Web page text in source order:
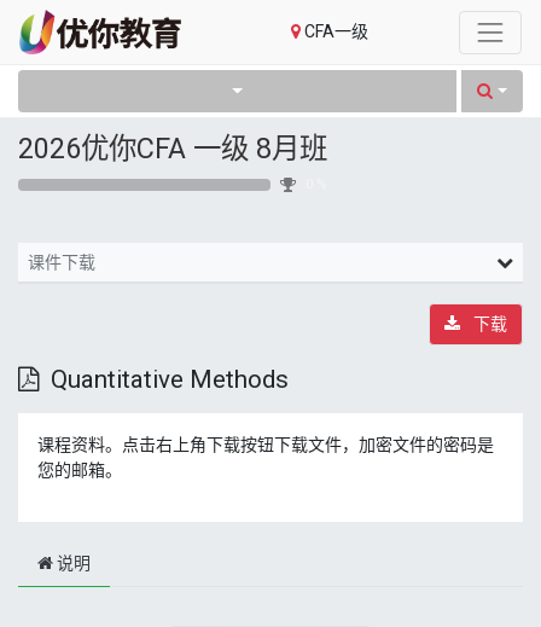
CFA一级
2026优你CFA 一级 8月班
课件下载
Quantitative Methods
下载
课程资料。点击右上角下载按钮下载文件，加密文件的密码是
您的邮箱。
说明